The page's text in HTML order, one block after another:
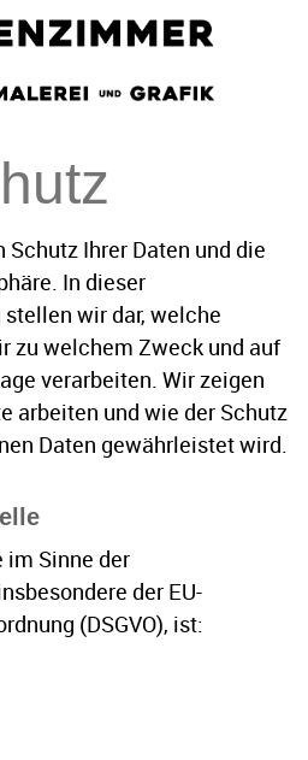
umschalten
Schutz Ihrer Daten und die
In dieser
wir dar, welche
zu welchem Zweck und auf
verarbeiten. Wir zeigen
arbeiten und wie der Schutz
Daten gewährleistet wird.
Sinne der
der EU-
(DSGVO), ist: